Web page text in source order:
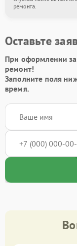
ремонта.
Оставьте
При оформлении
ремонт!
Заполните поля
время.